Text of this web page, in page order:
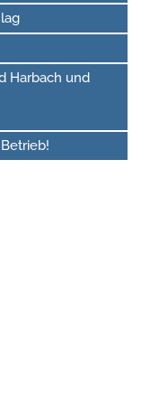
Harbach und